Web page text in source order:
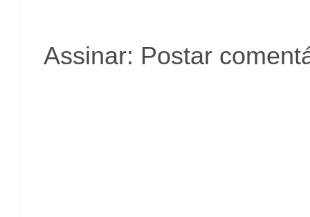
Assinar: Postar